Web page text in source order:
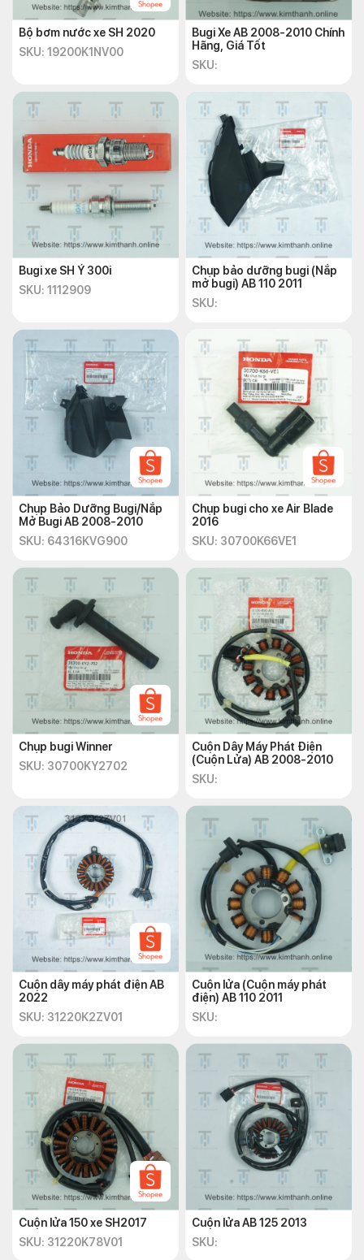
Bộ bơm nước xe SH 2020
SKU: 19200K1NV00
Bugi Xe AB 2008-2010 Chính
Hãng, Giá Tốt
SKU:
Bugi xe SH Ý 300i
SKU: 1112909
Chụp bảo dưỡng bugi (Nắp
mở bugi) AB 110 2011
SKU:
Chụp Bảo Dưỡng Bugi/Nắp
Mở Bugi AB 2008-2010
SKU: 64316KVG900
Chụp bugi cho xe Air Blade
2016
SKU: 30700K66VE1
Chụp bugi Winner
SKU: 30700KY2702
Cuộn Dây Máy Phát Điện
(Cuộn Lửa) AB 2008-2010
SKU:
Cuộn dây máy phát điện AB
2022
SKU: 31220K2ZV01
Cuộn lửa (Cuộn máy phát
điện) AB 110 2011
SKU:
Cuộn lửa 150 xe SH2017
SKU: 31220K78V01
Cuộn lửa AB 125 2013
SKU: